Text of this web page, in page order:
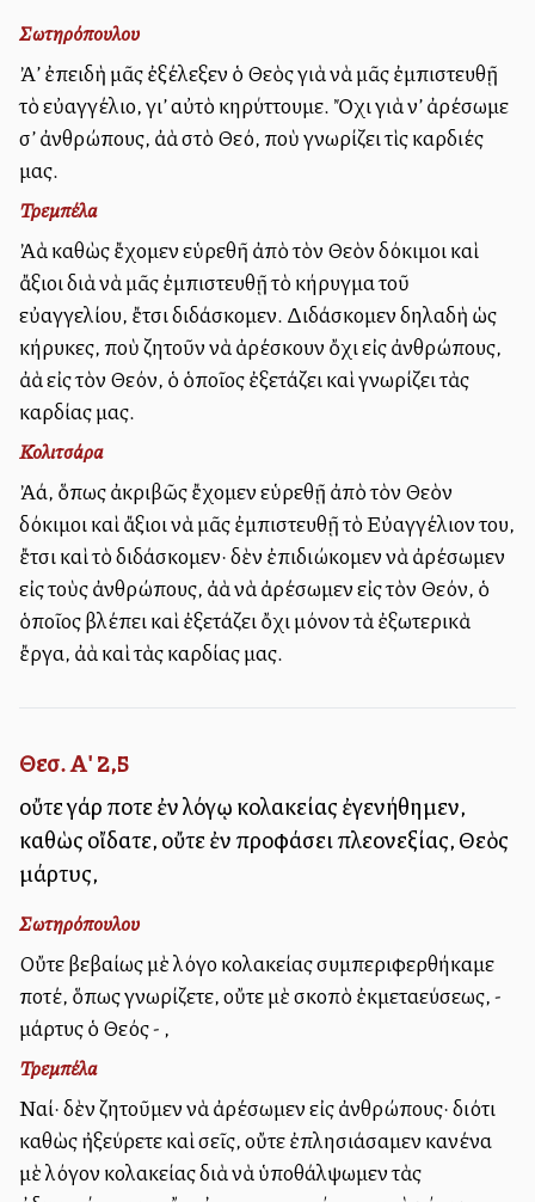
Σωτηρόπουλου
Ἀλλ’ ἐπειδὴ μᾶς ἐξέλεξεν ὁ Θεὸς γιὰ νὰ μᾶς ἐμπιστευθῇ
τὸ εὐαγγέλιο, γι’ αὐτὸ κηρύττουμε. Ὄχι γιὰ ν’ ἀρέσωμε
σ’ ἀνθρώπους, ἀλλὰ στὸ Θεό, ποὺ γνωρίζει τὶς καρδιές
μας.
Τρεμπέλα
Ἀλλὰ καθὼς ἔχομεν εὑρεθῆ ἀπὸ τὸν Θεὸν δόκιμοι καὶ
ἄξιοι διὰ νὰ μᾶς ἐμπιστευθῇ τὸ κήρυγμα τοῦ
εὐαγγελίου, ἔτσι διδάσκομεν. Διδάσκομεν δηλαδὴ ὡς
κήρυκες, ποὺ ζητοῦν νὰ ἀρέσκουν ὄχι εἰς ἀνθρώπους,
ἀλλὰ εἰς τὸν Θεόν, ὁ ὁποῖος ἐξετάζει καὶ γνωρίζει τὰς
καρδίας μας.
Κολιτσάρα
Ἀλλά, ὅπως ἀκριβῶς ἔχομεν εὑρεθῇ ἀπὸ τὸν Θεὸν
δόκιμοι καὶ ἄξιοι νὰ μᾶς ἐμπιστευθῇ τὸ Εὐαγγέλιον του,
ἔτσι καὶ τὸ διδάσκομεν· δὲν ἐπιδιώκομεν νὰ ἀρέσωμεν
εἰς τοὺς ἀνθρώπους, ἀλλὰ νὰ ἀρέσωμεν εἰς τὸν Θεόν, ὁ
ὁποῖος βλέπει καὶ ἐξετάζει ὄχι μόνον τὰ ἐξωτερικὰ
ἔργα, ἀλλὰ καὶ τὰς καρδίας μας.
Θεσ. Α' 2,5
οὔτε γάρ ποτε ἐν λόγῳ κολακείας ἐγενήθημεν,
καθὼς οἴδατε, οὔτε ἐν προφάσει πλεονεξίας, Θεὸς
μάρτυς,
Σωτηρόπουλου
Οὔτε βεβαίως μὲ λόγο κολακείας συμπεριφερθήκαμε
ποτέ, ὅπως γνωρίζετε, οὔτε μὲ σκοπὸ ἐκμεταλλεύσεως, -
μάρτυς ὁ Θεός - ,
Τρεμπέλα
Ναί· δὲν ζητοῦμεν νὰ ἀρέσωμεν εἰς ἀνθρώπους· διότι
καθὼς ἠξεύρετε καὶ σεῖς, οὔτε ἐπλησιάσαμεν κανένα
μὲ λόγον κολακείας διὰ νὰ ὑποθάλψωμεν τὰς